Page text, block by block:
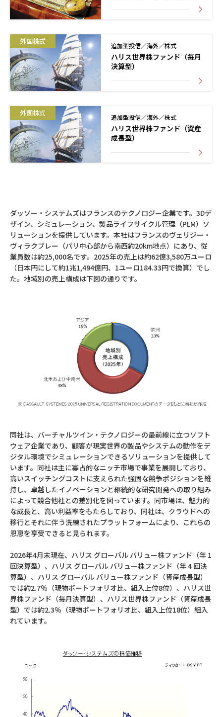
外国株式 追加型投信／海外／株式
ハリス世界株ファンド（毎月
決算型）
外国株式 追加型投信／海外／株式
ハリス世界株ファンド（資産
成長型）
ダッソー・システムズはフランスのテクノロジー企業です。3Dデ
ザイン、シミュレーション、製品ライフサイクル管理（PLM）ソ
リューションを提供しています。本社はフランスのヴェリジー・
ヴィラクブレー（パリ中心部から南西約20km地点）にあり、従
業員数は約25,000名です。2025年の売上は約62億3,580万ユーロ
（日本円にして約1兆1,494億円、1ユーロ184.33円で換算）でし
た。地域別の売上構成は下図の通りです。
同社は、バーチャルツイン・テクノロジーの最前線に立つソフト
ウェア企業であり、顧客が現実世界の製品やシステムの動作をデ
ジタル環境でシミュレーションできるソリューションを提供して
います。同社は主に寡占的なニッチ市場で事業を展開しており、
高いスイッチングコストに支えられた強固な競争ポジションを維
持し、卓越したイノベーションと継続的な研究開発への取り組み
によって競合他社との差別化を図っています。同市場は、魅力的
な成長と、高い利益率をもたらしており、同社は、クラウドへの
移行とそれに伴う洗練されたプラットフォームにより、これらの
恩恵を享受できると見られます。
2026年4月末現在、ハリス グローバル バリュー株ファンド（年 1
回決算型）、ハリス グローバル バリュー株ファンド（年 4 回決
算型）、ハリス グローバル バリュー株ファンド（資産成長型）
では約2.7％（現物ポートフォリオ比、組入上位8位）、ハリス世
界株ファンド（毎月決算型）、ハリス世界株ファンド（資産成長
型）では約2.3％（現物ポートフォリオ比、組入上位18位）組入
れています。